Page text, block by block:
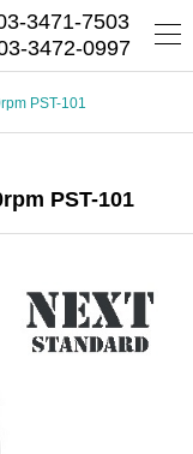
3471-7503
3472-0997
PST-101
PST-101